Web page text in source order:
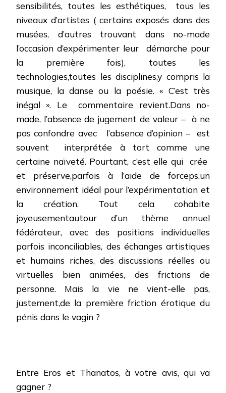
sensibilités, toutes les esthétiques,
tous les
niveaux d’artistes ( certains exposés dans des
musées, d’autres trouvant dans no-made
l’occasion d’expérimenter leur
démarche pour
la première fois), toutes les
technologies,toutes les disciplines,y compris la
musique, la danse ou la poésie. « C’est très
inégal ». Le
commentaire revient.Dans no-
made, l’absence de jugement de valeur – à ne
pas confondre avec
l’absence d’opinion –
est
souvent
interprétée à tort comme une
certaine naïveté. Pourtant, c’est elle qui
crée
et préserve,parfois à l’aide de forceps,un
environnement idéal pour l’expérimentation et
la création.Tout cela cohabite
joyeusementautour d’un thème annuel
fédérateur, avec des positions individuelles
parfois inconciliables, des échanges artistiques
et humains riches, des discussions réelles ou
virtuelles bien animées, des frictions de
personne. Mais la vie ne vient-elle pas,
justement,de la première friction érotique du
pénis dans le vagin ?
Entre Eros et Thanatos, à votre avis, qui va
gagner ?